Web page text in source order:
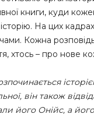
книги, куди
На цих
Кожна
хтось – про нове
він також
його Онійс, а